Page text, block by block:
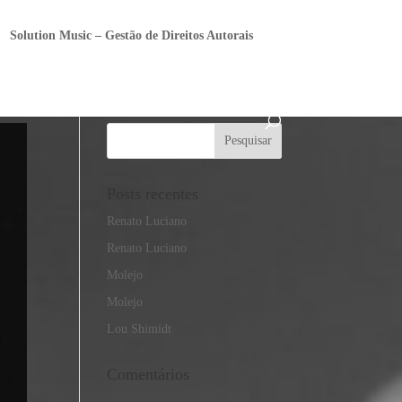
Solution Music – Gestão de Direitos Autorais
Renato Luciano
Renato Luciano
Molejo
Molejo
Lou Shimidt